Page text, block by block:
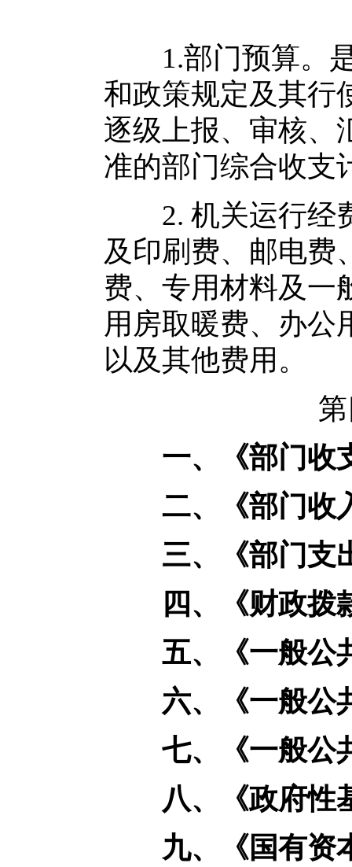
1.部门预算。是
和政策规定及其行
逐级上报、审核、
准的部门综合收支
2. 机关运行经费
及印刷费、邮电费
费、专用材料及一
用房取暖费、办公
以及其他费用。
第四
一、《部门收
二、《部门收
三、《部门支
四、《财政拨
五、《一般公
六、《一般公
七、《一般公
八、《政府性
九、《国有资